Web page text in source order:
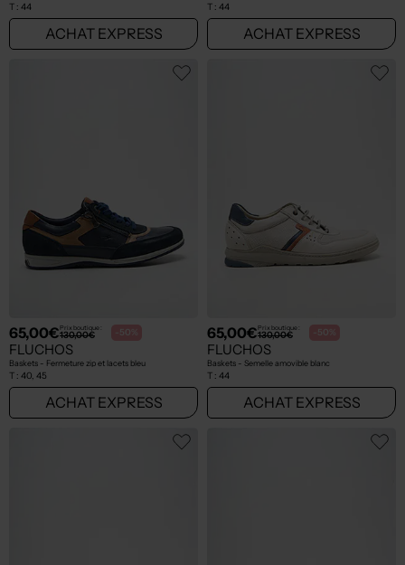
T : 44
ACHAT EXPRESS
T : 44
ACHAT EXPRESS
65,00€Prix boutique :
130,00€ -50%
FLUCHOS
Baskets - Fermeture zip et lacets bleu
T : 40, 45
ACHAT EXPRESS
65,00€Prix boutique :
130,00€ -50%
FLUCHOS
Baskets - Semelle amovible blanc
T : 44
ACHAT EXPRESS